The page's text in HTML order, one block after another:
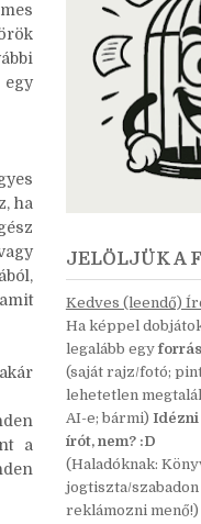
egy
ha
a
JELÖLJÜK A
Kedves (leendő)
Ha képpel
legalább egy
(saját rajz/fotó;
lehetetlen
AI-e; bármi) Idézni
írót, nem? :D
(Haladóknak:
jogtiszta/
reklámozni menő!)